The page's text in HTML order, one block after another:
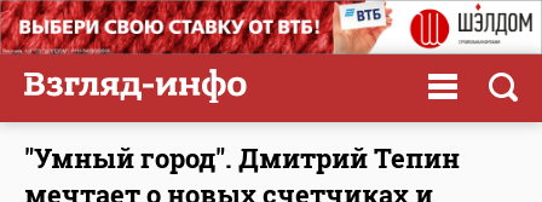
"Умный город". Дмитрий Тепин
мечтает о новых счетчиках и